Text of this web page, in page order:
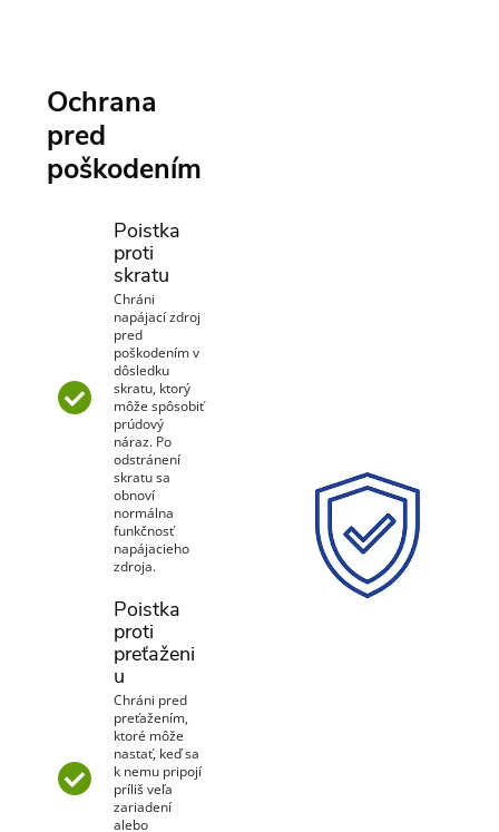
Ochrana
pred
poškodením
Poistka
proti
skratu
Chráni
napájací zdroj
pred
poškodením v
dôsledku
skratu, ktorý
môže spôsobiť
prúdový
náraz. Po
odstránení
skratu sa
obnoví
normálna
funkčnosť
napájacieho
zdroja.
Poistka
proti
preťaženi
u
Chráni pred
preťažením,
ktoré môže
nastať, keď sa
k nemu pripojí
príliš veľa
zariadení
alebo